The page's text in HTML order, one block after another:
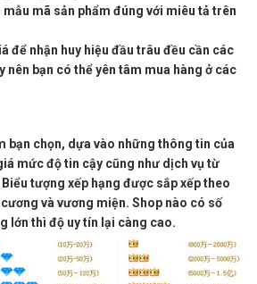
mã sản phẩm đúng với miêu tả trên
để nhận huy hiệu đầu trâu đều cần các
nên bạn có thể yên tâm mua hàng ở các
bạn chọn, dựa vào những thông tin của
mức độ tin cậy cũng như dịch vụ từ
tượng xếp hạng được sắp xếp theo
và vương miện. Shop nào có số
lớn thì độ uy tín lại càng cao.